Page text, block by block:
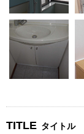
TITLE タイトル